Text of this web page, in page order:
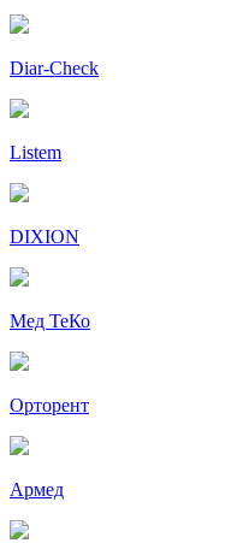
Diar-Cheсk
Listem
DIXION
Мед ТеКо
Орторент
Армед